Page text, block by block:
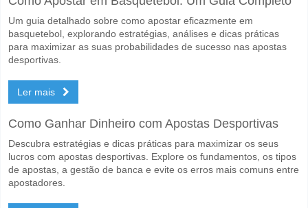
No lado arriscado, pode tentar o Resultado Correto de 2-0 que tem a
Um guia detalhado sobre como apostar eficazmente em
basquetebol, explorando estratégias, análises e dicas práticas
para maximizar as suas probabilidades de sucesso nas apostas
desportivas.
Ler mais
Como Ganhar Dinheiro com Apostas Desportivas
Descubra estratégias e dicas práticas para maximizar os seus
lucros com apostas desportivas. Explore os fundamentos, os tipos
de apostas, a gestão de banca e evite os erros mais comuns entre
apostadores.